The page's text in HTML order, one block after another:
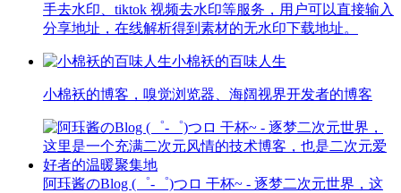
手去水印、tiktok 视频去水印等服务，用户可以直接输入
分享地址，在线解析得到素材的无水印下载地址。
小棉袄的百味人生
小棉袄的博客，嗅觉浏览器、海阔视界开发者的博客
阿珏酱のBlog (゜-゜)つロ 干杯~ - 逐梦二次元世界，这